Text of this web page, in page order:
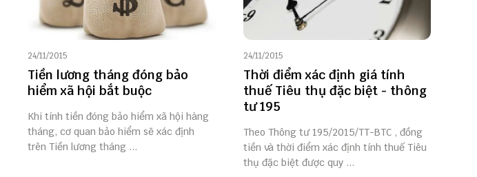
24/11/2015
Tiền lương tháng đóng bảo
hiểm xã hội bắt buộc
Khi tính tiền đóng bảo hiểm xã hội hàng
tháng, cơ quan bảo hiểm sẽ xác định
trên Tiền lương tháng ...
24/11/2015
Thời điểm xác định giá tính
thuế Tiêu thụ đặc biệt - thông
tư 195
Theo Thông tư 195/2015/TT-BTC , đồng
tiền và thời điểm xác định tính thuế Tiêu
thụ đặc biệt được quy ...